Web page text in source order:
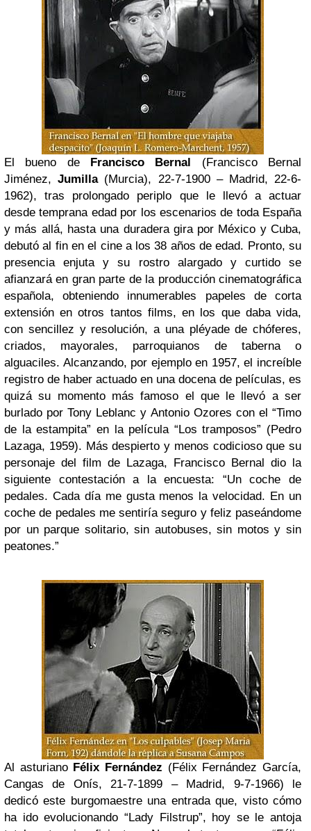
El bueno de Francisco Bernal (Francisco Bernal
Jiménez,Jumilla(Murcia), 22-7-1900 – Madrid, 22-6-
1962), tras prolongado periplo que le llevó a actuar
desde temprana edad por los escenarios de toda España
y más allá, hasta una duradera gira por México y Cuba,
debutó al fin en el cine a los 38 años de edad. Pronto, su
presencia enjuta y su rostro alargado y curtido se
afianzará en gran parte de la producción cinematográfica
española, obteniendo innumerables papeles de corta
extensión en otros tantos films, en los que daba vida,
con sencillez y resolución, a una pléyade de chóferes,
criados, mayorales, parroquianos de taberna o
alguaciles. Alcanzando, por ejemplo en 1957, el increíble
registro de haber actuado en una docena de películas, es
quizá su momento más famoso el que le llevó a ser
burlado por Tony Leblanc y Antonio Ozores con el “Timo
de la estampita” en la película “Los tramposos” (Pedro
Lazaga, 1959). Más despierto y menos codicioso que su
personaje del film de Lazaga, Francisco Bernal dio la
siguiente contestación a la encuesta: “Un coche de
pedales. Cada día me gusta menos la velocidad. En un
coche de pedales me sentiría seguro y feliz paseándome
por un parque solitario, sin autobuses, sin motos y sin
peatones.”
Al asturiano Félix Fernández (Félix Fernández García,
Cangas de Onís, 21-7-1899 – Madrid, 9-7-1966) le
dedicó este burgomaestre una entrada que, visto cómo
ha ido evolucionando “Lady Filstrup”, hoy se le antoja